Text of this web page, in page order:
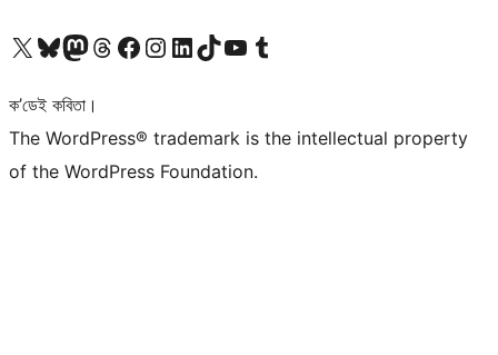
আমাৰ X (আগৰ Twitter) একাউণ্টলৈ যাওকআমাৰ Bluesky একাউণ্টলৈ যাওকআমাৰ Mastodon একাউণ্টলৈ যাওকআমাৰ Threads একাউণ্টলৈ যাওকআমাৰ Facebook পৃষ্ঠালৈ যাওকআমাৰ Instagram একাউণ্টলৈ যাওকআমাৰ LinkedIn একাউণ্টলৈ যাওকআমাৰ TikTok একাউণ্টলৈ যাওকআমাৰ YouTube চেনেললৈ যাওকআমাৰ Tumblr একাউণ্টলৈ যাওক
ক’ডেই কবিতা।
The WordPress® trademark is the intellectual property
of the WordPress Foundation.